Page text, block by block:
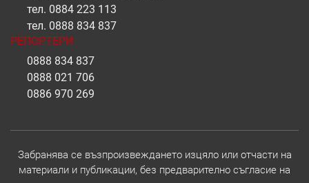
тел. 0884 223 113
тел. 0888 834 837
РЕПОРТЕРИ
0888 834 837
0888 021 706
0886 970 269
Забранява се възпроизвеждането изцяло или отчасти на
материали и публикации, без предварително съгласие на